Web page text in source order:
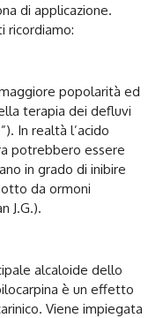
di applicazione.
ricordiamo:
popolarità ed
terapia dei defluvi
In realtà l’acido
potrebbero essere
in grado di inibire
da ormoni
J.G.).
alcaloide dello
è un effetto
Viene impiegata